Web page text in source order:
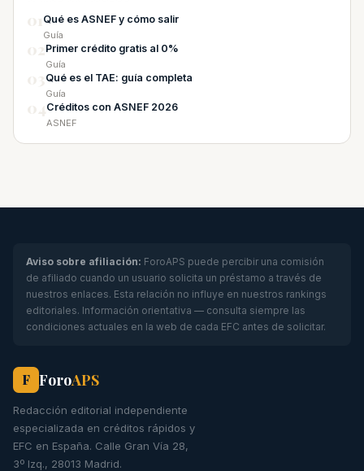
Qué es ASNEF y cómo salir
Guía
Primer crédito gratis al 0%
Guía
Qué es el TAE: guía completa
Guía
Créditos con ASNEF 2026
ASNEF
Aviso sobre afiliación: ForoAPS puede percibir una comisión
de afiliado cuando un usuario solicita un préstamo a través de
nuestros enlaces. Esta relación no influye en nuestros rankings
editoriales. Información orientativa — consulta siempre las
condiciones actuales en la web de cada EFC antes de solicitar.
F ForoAPS
Redacción editorial independiente
especializada en créditos rápidos y
EFC en España. Calle Gran Vía 28,
3º Izq., 28013 Madrid.